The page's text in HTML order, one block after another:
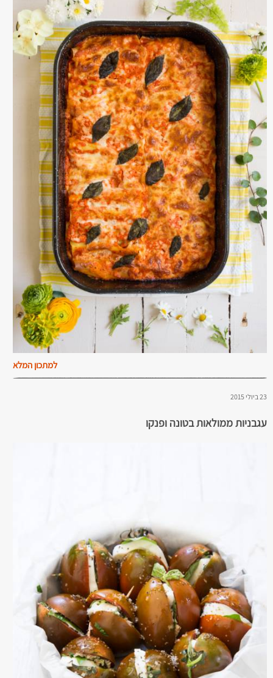
למתכון המלא
23 ביולי 2015
עגבניות ממולאות בטונה ופנקו